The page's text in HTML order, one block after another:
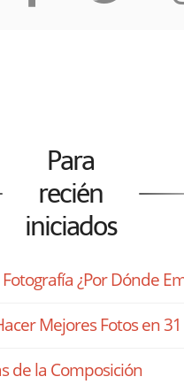
Para
recién
iniciados
¿Por Dónde
Mejores Fotos en
de la Composición